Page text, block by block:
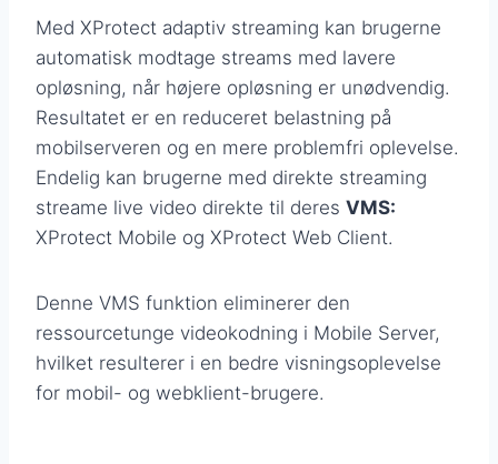
Med XProtect adaptiv streaming kan brugerne
automatisk modtage streams med lavere
opløsning, når højere opløsning er unødvendig.
Resultatet er en reduceret belastning på
mobilserveren og en mere problemfri oplevelse.
Endelig kan brugerne med direkte streaming
streame live video direkte til deres VMS:
XProtect Mobile og XProtect Web Client.
Denne VMS funktion eliminerer den
ressourcetunge videokodning i Mobile Server,
hvilket resulterer i en bedre visningsoplevelse
for mobil- og webklient-brugere.